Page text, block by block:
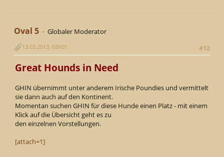
Oval 5
Globaler Moderator
#12
13.03.2013, 02h01
Great Hounds in Need
GHIN übernimmt unter anderem Irische Poundies und vermittelt
sie dann auch auf den Kontinent.
Momentan suchen GHIN für diese Hunde einen Platz - mit einem
Klick auf die Übersicht geht es zu
den einzelnen Vorstellungen.
[attach=1]